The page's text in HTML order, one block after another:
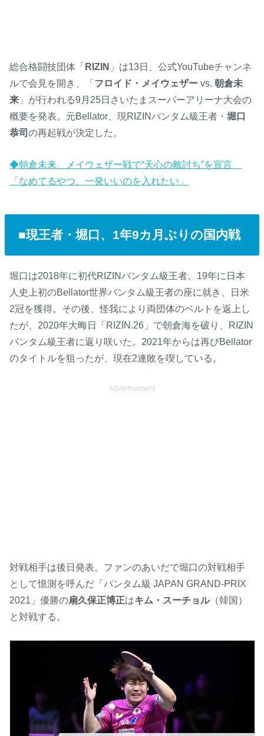
総合格闘技団体「RIZIN 」は13日、公式YouTubeチャンネ
ルで会見を開き、「フロイド・メイウェザー vs.朝倉未
来 」が行われる9月25日さいたまスーパーアリーナ大会の
概要を発表。元Bellator、現RIZINバンタム級王者・堀口
恭司の再起戦が決定した。
◆朝倉未来、メイウェザー戦で“天心の敵討ち”を宣言
「なめてるやつ、一発いいのを入れたい」
■現王者・堀口、1年9カ月ぶりの国内戦
堀口は2018年に初代RIZINバンタム級王者、19年に日本
人史上初のBellator世界バンタム級王者の座に就き、日米
2冠を獲得。その後、怪我により両団体のベルトを返上し
たが、2020年大晦日「RIZIN.26」で朝倉海を破り、RIZIN
バンタム級王者に返り咲いた。2021年からは再びBellator
のタイトルを狙ったが、現在2連敗を喫している。
Advertisement
対戦相手は後日発表。ファンのあいだで堀口の対戦相手
として憶測を呼んだ「バンタム級 JAPAN GRAND-PRIX
2021」優勝の扇久保正博正はキム・スーチョル（韓国）
と対戦する。